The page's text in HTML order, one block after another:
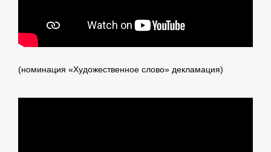
(номинация «Художественное слово» декламация)